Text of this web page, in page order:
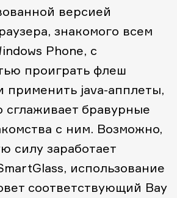
версией
знакомого всем
Phone, с
проиграть флеш
применить java-апплеты,
сглаживает бравурные
с ним. Возможно,
силу заработает
использование
соответствующий Вау